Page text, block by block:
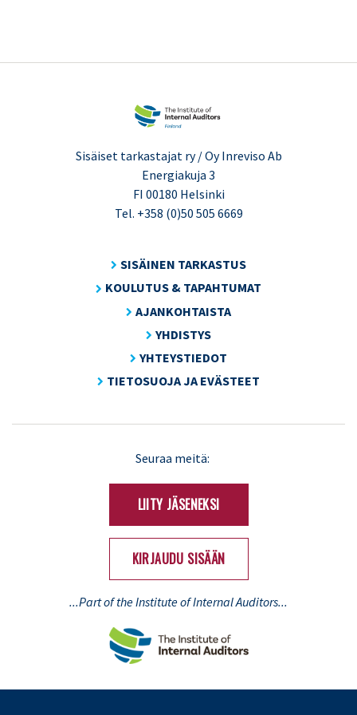
Sisäiset tarkastajat ry / Oy Inreviso Ab
Energiakuja 3
FI 00180 Helsinki
Tel. +358 (0)50 505 6669
SISÄINEN TARKASTUS
KOULUTUS & TAPAHTUMAT
AJANKOHTAISTA
YHDISTYS
YHTEYSTIEDOT
TIETOSUOJA JA EVÄSTEET
Seuraa meitä:
LIITY JÄSENEKSI
KIRJAUDU SISÄÄN
...Part of the Institute of Internal Auditors...